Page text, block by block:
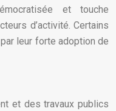
et touche
d’activité. Certains
leur forte adoption de
et des travaux publics